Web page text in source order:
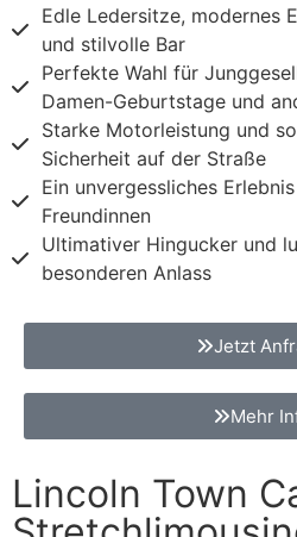
Edle Ledersitze, modernes
und stilvolle Bar
Perfekte Wahl für
Damen-Geburtstage und
Starke Motorleistung und
Sicherheit auf der Straße
Ein unvergessliches
Freundinnen
Ultimativer Hingucker und
besonderen Anlass
Jetzt
Mehr
Lincoln Town